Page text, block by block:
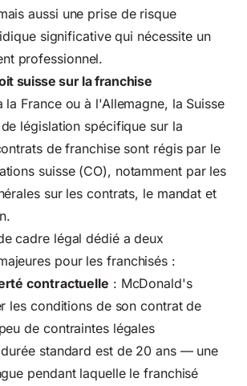
aussi une prise de risque
significative qui nécessite un
professionnel.
suisse sur la franchise
la France ou à l'Allemagne, la Suisse
législation spécifique sur la
de franchise sont régis par le
suisse (CO), notamment par les
sur les contrats, le mandat et
cadre légal dédié a deux
pour les franchisés :
contractuelle : McDonald's
les conditions de son contrat de
de contraintes légales
standard est de 20 ans — une
pendant laquelle le franchisé